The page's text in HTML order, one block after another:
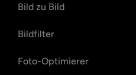
Bild zu Bild
Bildfilter
Foto-Optimierer